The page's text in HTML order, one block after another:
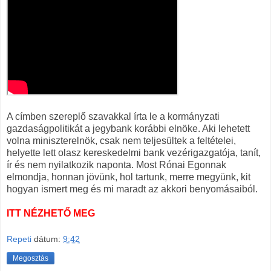
A címben szereplő szavakkal írta le a kormányzati
gazdaságpolitikát a jegybank korábbi elnöke. Aki lehetett
volna miniszterelnök, csak nem teljesültek a feltételei,
helyette lett olasz kereskedelmi bank vezérigazgatója, tanít,
ír és nem nyilatkozik naponta. Most Rónai Egonnak
elmondja, honnan jövünk, hol tartunk, merre megyünk, kit
hogyan ismert meg és mi maradt az akkori benyomásaiból.
ITT NÉZHETŐ MEG
Repeti dátum: 9:42
Megosztás